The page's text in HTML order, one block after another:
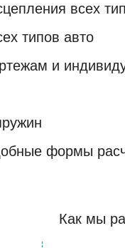
всех
типов авто
и
формы
Как мы